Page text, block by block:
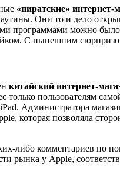
«пиратские» интернет-
Они то и дело
программами можно
С нынешним
китайский интернет-
только пользователям
Администратора
которая позволяла
либо комментариев по
рынка у Apple,